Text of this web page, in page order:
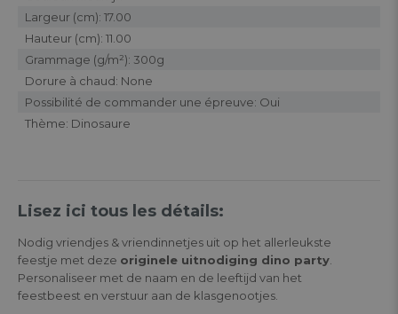
Largeur (cm): 17.00
Hauteur (cm): 11.00
Grammage (g/m²): 300g
Dorure à chaud: None
Possibilité de commander une épreuve: Oui
Thème: Dinosaure
Lisez ici tous les détails:
Nodig vriendjes & vriendinnetjes uit op het allerleukste
feestje met deze originele uitnodiging dino party
Personaliseer met de naam en de leeftijd van het
feestbeest en verstuur aan de klasgenootjes.